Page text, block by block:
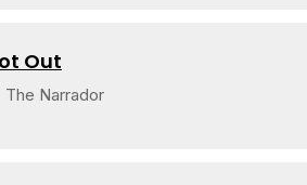
Out
Narrador